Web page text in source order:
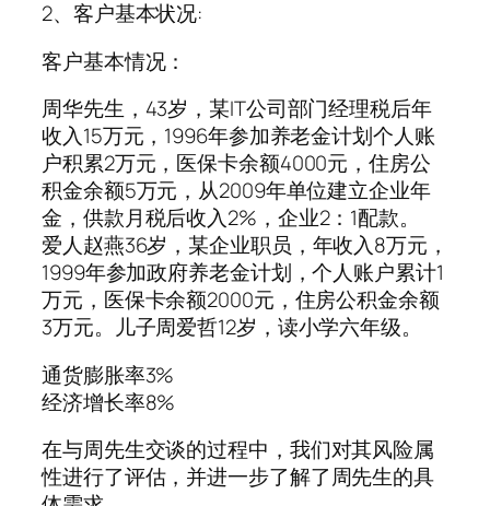
2、客户基本状况:
客户基本情况：
周华先生，43岁，某IT公司部门经理税后年
收入15万元，1996年参加养老金计划个人账
户积累2万元，医保卡余额4000元，住房公
积金余额5万元，从2009年单位建立企业年
金，供款月税后收入2%，企业2：1配款。
爱人赵燕36岁，某企业职员，年收入8万元，
1999年参加政府养老金计划，个人账户累计1
万元，医保卡余额2000元，住房公积金余额
3万元。儿子周爱哲12岁，读小学六年级。
通货膨胀率3%
经济增长率8%
在与周先生交谈的过程中，我们对其风险属
性进行了评估，并进一步了解了周先生的具